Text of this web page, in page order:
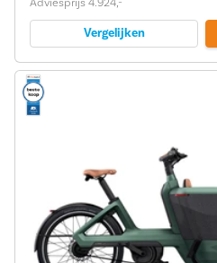
Vergelijken